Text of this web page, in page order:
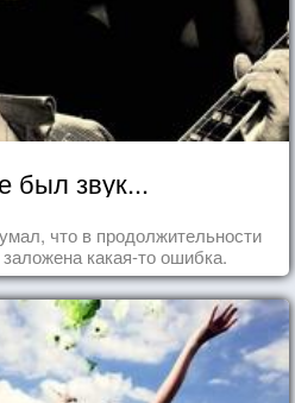
был звук...
что в продолжительности
какая-то ошибка.